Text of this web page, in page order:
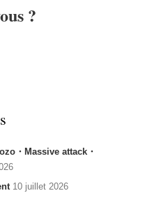
?
・Massive attack・
10 juillet 2026